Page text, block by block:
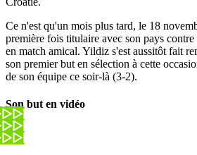
Ce n'est qu'un mois plus tard, le 18
première fois titulaire avec son pays
en match amical. Yildiz s'est aussitôt fait
son premier but en sélection à cette
de son équipe ce soir-là (3-2).
Son but en vidéo